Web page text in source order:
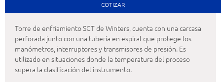
COTIZAR
Torre de enfriamiento SCT de Winters, cuenta con una carcasa
perforada junto con una tubería en espiral que protege los
manómetros, interruptores y transmisores de presión. Es
utilizado en situaciones donde la temperatura del proceso
supera la clasificación del instrumento.